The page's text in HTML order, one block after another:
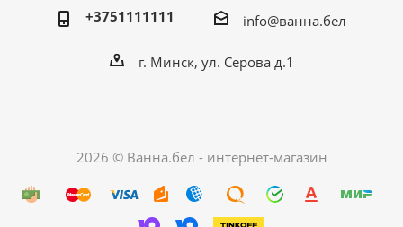
+3751111111 info@ванна.бел
г. Минск, ул. Серова д.1
2026 © Ванна.бел - интернет-магазин